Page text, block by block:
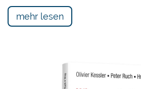
mehr lesen